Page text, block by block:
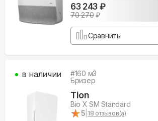
63 243 ₽
70 270₽
Сравнить
#160 м3
Бризер
Tion
Bio X SM Standard
★
★5 18 отзывов(а)
в наличии